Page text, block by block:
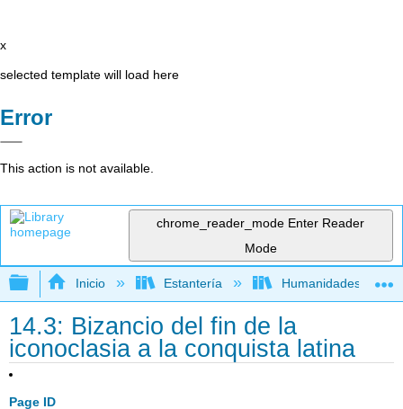
x
selected template will load here
Error
This action is not available.
chrome_reader_mode Enter Reader
Mode
Expandir/contraer jerarquía global
Inicio Estantería Humanidades
14.3: Bizancio del fin de la
iconoclasia a la conquista latina
Page ID